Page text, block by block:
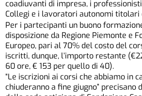
coadiuvanti di impresa, i
Collegi e i lavoratori autonomi titolari
Per i partecipanti un buono
disposizione da Regione Piemonte e
Europeo, pari al 70% del costo del
iscritti, dunque, l’importo restante
60 ore, € 153 per quello di 40).
“Le iscrizioni ai corsi che abbiamo in
chiuderanno a fine giugno” precisano